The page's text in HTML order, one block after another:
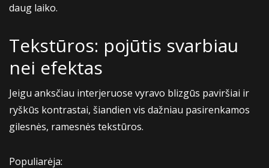
daug laiko.
Tekstūros: pojūtis svarbiau
nei efektas
Jeigu anksčiau interjeruose vyravo blizgūs paviršiai ir
ryškūs kontrastai, šiandien vis dažniau pasirenkamos
gilesnės, ramesnės tekstūros.
Populiarėja: